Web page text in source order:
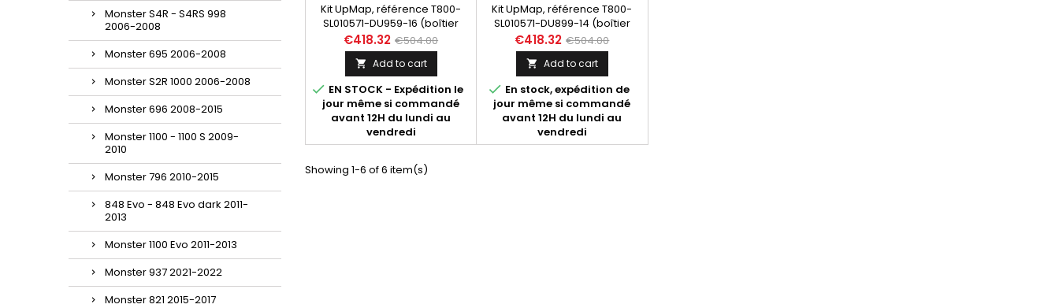
Monster S4R - S4RS 998
2006-2008
Monster 695 2006-2008
Monster S2R 1000 2006-2008
Monster 696 2008-2015
Monster 1100 - 1100 S 2009-
2010
Monster 796 2010-2015
848 Evo - 848 Evo dark 2011-
2013
Monster 1100 Evo 2011-2013
Monster 937 2021-2022
Monster 821 2015-2017
Kit UpMap, référence T800-
SL010571-DU959-16 (boîtier
Bluetooth T800 + câblage)
pour Ducati Panigale 959 (16-
17). Dans "En savoir plus",
découvrez les différentes
maps disponibles en fonction
des configurations.
€418.32 €504.00
 Add to cart
 EN STOCK - Expédition le
jour même si commandé
avant 12H du lundi au
vendredi
Kit UpMap, référence T800-
SL010571-DU899-14 (boîtier
Bluetooth T800 + câblage)
pour Ducati Panigale 899 (14-
15). Dans "En savoir plus",
découvrez les différentes
maps disponibles en fonction
des configurations.
€418.32 €504.00
 Add to cart
 En stock, expédition de
jour même si commandé
avant 12H du lundi au
vendredi
Showing 1-6 of 6 item(s)